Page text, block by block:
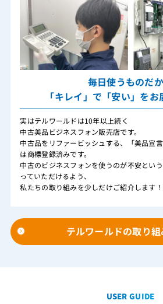
毎日使うものだ
「キレイ」で「安い」をお
実はテルワールドは10年以上続く
中古美品ビジネスフォン販売店です。
中古品をリファービッシュする、「美品宣
は商標登録済みです。
中古のビジネスフォンを使うのが不安とい
っていただけるよう、
私たちの取り組みを少しだけご紹介します！
テルワールドの取り
USER GUIDE